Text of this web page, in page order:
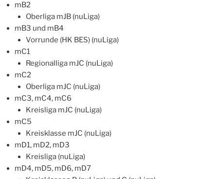
mB2
Oberliga mJB (nuLiga)
mB3 und mB4
Vorrunde (HK BES) (nuLiga)
mC1
Regionalliga mJC (nuLiga)
mC2
Oberliga mJC (nuLiga)
mC3, mC4, mC6
Kreisliga mJC (nuLiga)
mC5
Kreisklasse mJC (nuLiga)
mD1, mD2, mD3
Kreisliga (nuLiga)
mD4, mD5, mD6, mD7